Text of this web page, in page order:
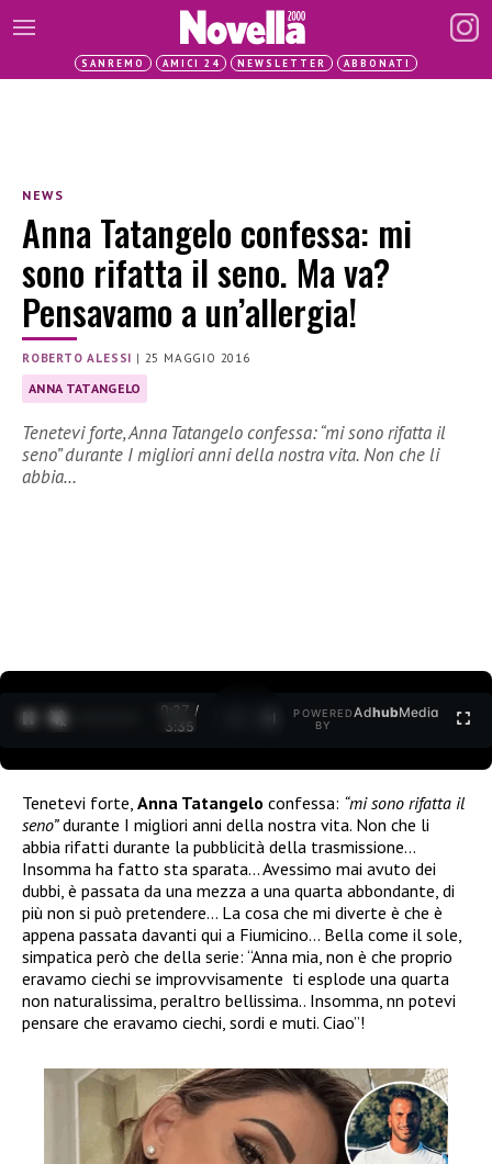
SANREMO AMICI 24 NEWSLETTER ABBONATI
NEWS
Anna Tatangelo confessa: mi
sono rifatta il seno. Ma va?
Pensavamo a un’allergia!
ROBERTO ALESSI | 25 MAGGIO 2016
ANNA TATANGELO
Tenetevi forte, Anna Tatangelo confessa: “mi sono rifatta il
seno” durante I migliori anni della nostra vita. Non che li
abbia…
0:28 /
3:35
POWERED
BY
AdhubMedia
Tenetevi forte, Anna Tatangelo confessa: “mi sono rifatta il
seno”durante I migliori anni della nostra vita. Non che li
abbia rifatti durante la pubblicità della trasmissione…
Insomma ha fatto sta sparata… Avessimo mai avuto dei
dubbi, è passata da una mezza a una quarta abbondante, di
più non si può pretendere… La cosa che mi diverte è che è
appena passata davanti qui a Fiumicino… Bella come il sole,
simpatica però che della serie: “Anna mia, non è che proprio
eravamo ciechi se improvvisamente ti esplode una quarta
non naturalissima, peraltro bellissima.. Insomma, nn potevi
pensare che eravamo ciechi, sordi e muti. Ciao”!